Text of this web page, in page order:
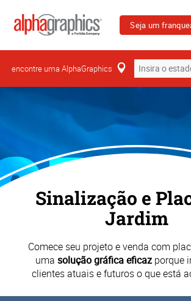
Seja um
encontre uma AlphaGraphics
Sinalização e
Jardim
Comece seu projeto e venda com
uma solução gráfica eficazporque
clientes atuais e futuros o que está